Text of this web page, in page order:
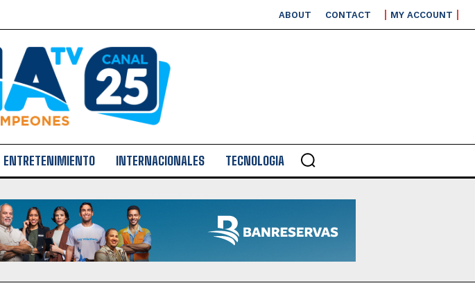
ABOUT CONTACT MY ACCOUNT
ENTRETENIMIENTO INTERNACIONALES TECNOLOGIA